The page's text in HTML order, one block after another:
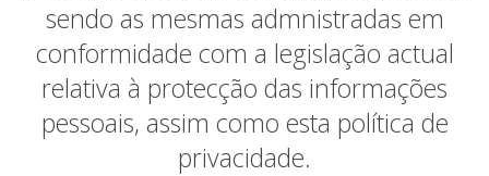
sendo as mesmas admnistradas em
conformidade com a legislação actual
relativa à protecção das informações
pessoais, assim como esta política de
privacidade.